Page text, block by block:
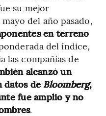
su mejor
del año pasado,
en terreno
del índice,
las compañías de
alcanzó un
datos de Bloomberg,
fue amplio y no
.